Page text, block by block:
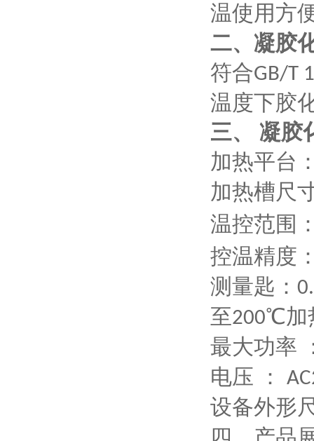
温使用方
二、 凝胶
符合GB/T
温度下胶
三、 凝胶
加热平台
加热槽尺
温控范围
控温精度
测量匙：
至200℃加
最大功率
电压 ： AC
设备外形